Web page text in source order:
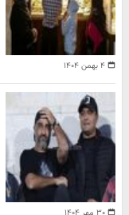
۴ بهمن ۱۴۰۴